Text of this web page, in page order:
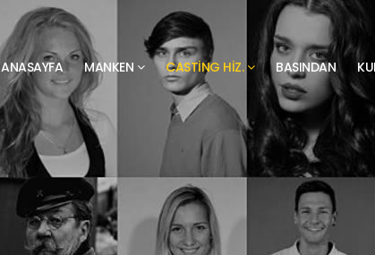
ANASAYFA MANKEN CASTING HIZ. BASINDAN